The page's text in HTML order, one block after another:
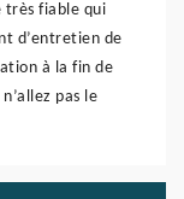
très fiable qui
d’entretien de
à la fin de
pas le